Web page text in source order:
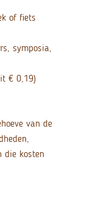
of fiets
symposia,
€ 0,19)
van de
die kosten